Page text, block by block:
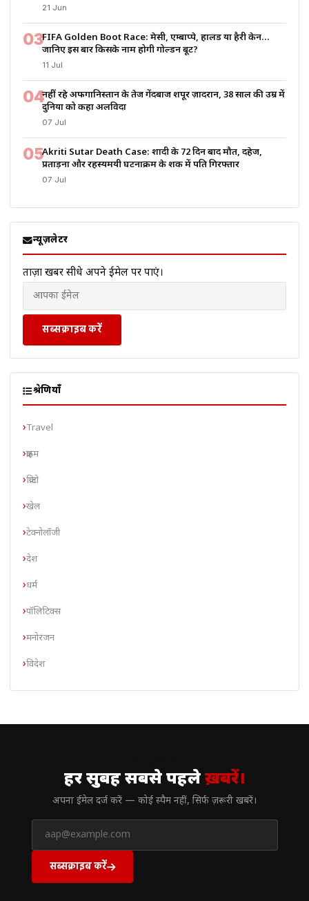
21 Jun
03FIFA Golden Boot Race: मेसी, एम्बाप्पे, हालैंड या हैरी केन…
जानिए इस बार किसके नाम होगी गोल्डन बूट?
11 Jul
04नहीं रहे अफगानिस्तान के तेज गेंदबाज शपूर ज़ादरान, 38 साल की उम्र में
दुनिया को कहा अलविदा
07 Jul
05Akriti Sutar Death Case: शादी के 72 दिन बाद मौत, दहेज,
प्रताड़ना और रहस्यमयी घटनाक्रम के शक में पति गिरफ्तार
07 Jul
न्यूज़लेटर
ताज़ा खबरें सीधे अपने ईमेल पर पाएं।
सब्सक्राइब करें
श्रेणियाँ
Travel
क्राइम
क्रिप्टो
खेल
टेक्नोलॉजी
देश
धर्म
पॉलिटिक्स
मनोरंजन
विदेश
हर सुबह सबसे पहलेख़बरें।
अपना ईमेल दर्ज करें — कोई स्पैम नहीं, सिर्फ ज़रूरी खबरें।
सब्सक्राइब करें